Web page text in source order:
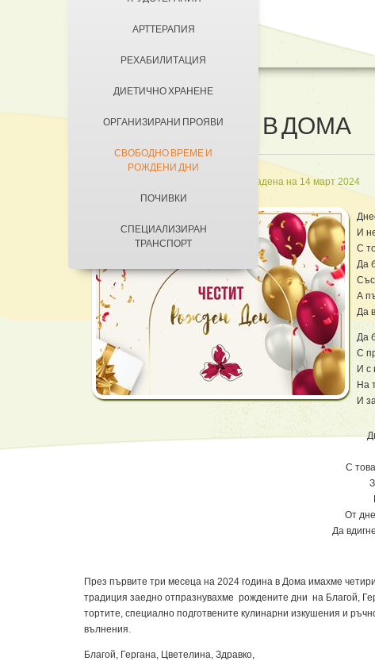
ЗА КЮСТЕНДИЛ
НАСТАНЯВАНЕ
УСЛОВИЯ ЗА ПРЕБИВАВАНЕ
ТАКСИ ЗА ПРЕБИВАВАНЕ
АРТТЕРАПИЯ
РЕХАБИЛИТАЦИЯ
ДИЕТИЧНО ХРАНЕНЕ
ОРГАНИЗИРАНИ ПРОЯВИ
СВОБОДНО ВРЕМЕ И
РОЖДЕНИ ДНИ
ПОЧИВКИ
СПЕЦИАЛИЗИРАН
ТРАНСПОРТ
КОНТАКТИ
РОЖДЕНИ ДНИ В ДОМА
Създадена на 14 март 2024
И
С
Да
Със
А
Да
Да
С
И с
На
И
С
От
Да
През първите три месеца на 2024 година в Дома имахме
традиция заедно отпразнувахме рождените дни на Благой,
тортите, специално подготвените кулинарни изкушения и
вълнения.
Благой, Гергана, Цветелина, Здравко,